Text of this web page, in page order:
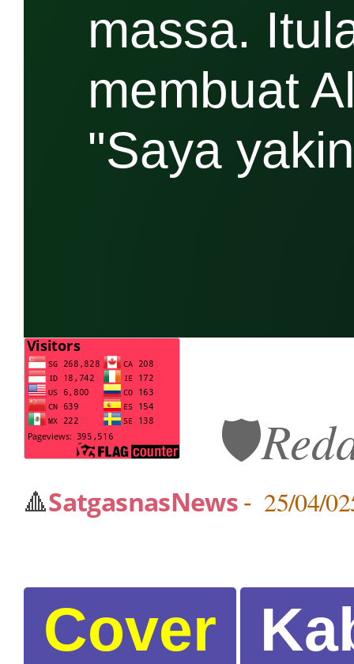
massa.
membuat
"Saya
🛡️
🔺SatgasnasNews- 25/04/
Cover